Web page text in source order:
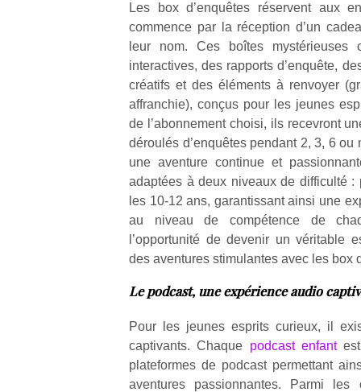
Les box d’enquêtes réservent aux
commence par la réception d’un
leur nom. Ces boîtes mystérieuses
interactives, des rapports d’enquête,
créatifs et des éléments à renvoyer
affranchie), conçus pour les jeunes
de l’abonnement choisi, ils recevront
déroulés d’enquêtes pendant 2, 3, 6
une aventure continue et
adaptées à deux niveaux de difficulté
les 10-12 ans, garantissant ainsi une
au niveau de compétence de
l’opportunité de devenir un véritable
des aventures stimulantes avec les box
Le podcast, une expérience audio
Pour les jeunes esprits curieux, il
captivants. Chaque podcast enfantest
plateformes de podcast permettant
aventures passionnantes. Parmi